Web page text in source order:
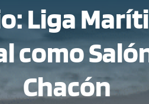
Liga
como
Chacón